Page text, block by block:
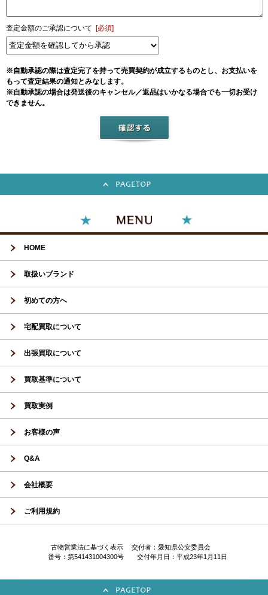
査定金額のご承認について [必須]
※自動承認の際は査定完了を持って売買契約が成立するものとし、お支払いを
もって査定結果の通知とみなします。
※自動承認の場合は発送後のキャンセル／返品はいかなる場合でも一切お受け
できません。
HOME
取扱いブランド
初めての方へ
宅配買取について
出張買取について
買取基準について
買取実例
お客様の声
Q&A
会社概要
ご利用規約
古物営業法に基づく表示 交付者：愛知県公安委員会
番号：第541431004300号 交付年月日：平成23年1月11日